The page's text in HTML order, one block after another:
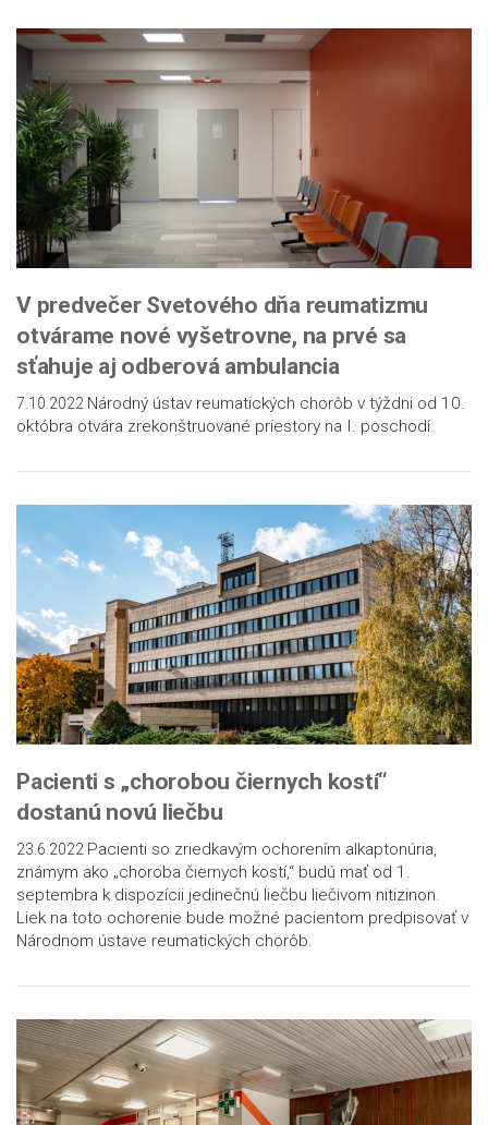
V predvečer Svetového dňa reumatizmu
otvárame nové vyšetrovne, na prvé sa
sťahuje aj odberová ambulancia
7.10.2022 Národný ústav reumatických chorôb v týždni od 10.
októbra otvára zrekonštruované priestory na I. poschodí.
Pacienti s „chorobou čiernych kostí“
dostanú novú liečbu
23.6.2022 Pacienti so zriedkavým ochorením alkaptonúria,
známym ako „choroba čiernych kostí,“ budú mať od 1.
septembra k dispozícii jedinečnú liečbu liečivom nitizinon.
Liek na toto ochorenie bude možné pacientom predpisovať v
Národnom ústave reumatických chorôb.